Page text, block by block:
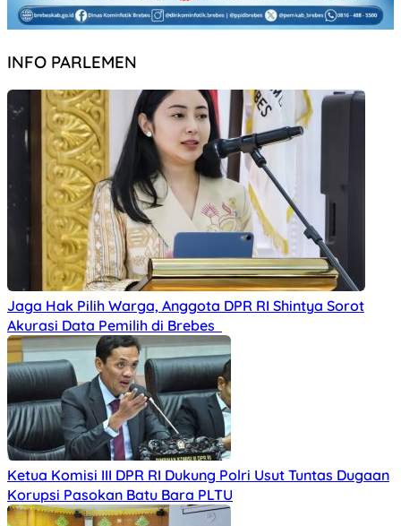
INFO PARLEMEN
Jaga Hak Pilih Warga, Anggota DPR RI Shintya Sorot
Akurasi Data Pemilih di Brebes
Ketua Komisi III DPR RI Dukung Polri Usut Tuntas Dugaan
Korupsi Pasokan Batu Bara PLTU